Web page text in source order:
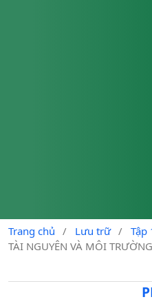
Trang chủ / Lưu trữ / Tập
TÀI NGUYÊN VÀ MÔI TRƯỜNG